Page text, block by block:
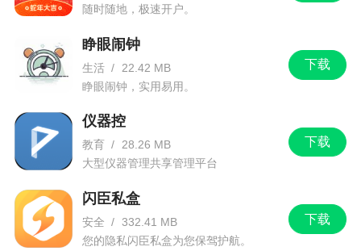
随时随地，极速开户。
下载
睁眼闹钟
生活 /
22.42 MB
睁眼闹钟，实用易用。
下载
仪器控
教育 / 28.26 MB
大型仪器管理共享管理平台
下载
闪臣私盒
安全 / 332.41 MB
您的隐私闪臣私盒为您保驾护航。